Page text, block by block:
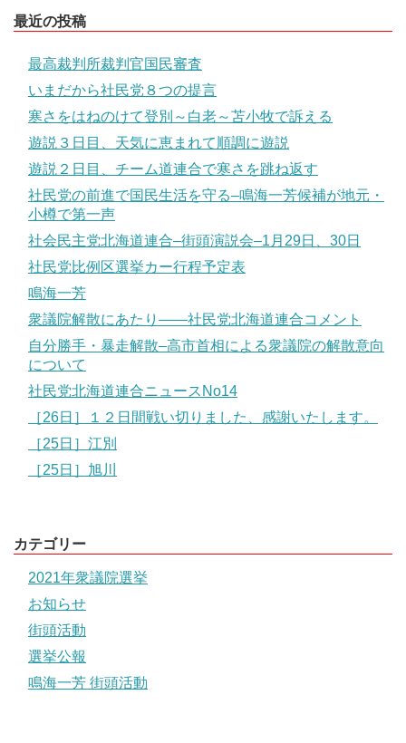
最近の投稿
最高裁判所裁判官国民審査
いまだから社民党８つの提言
寒さをはねのけて登別～白老～苫小牧で訴える
遊説３日目、天気に恵まれて順調に遊説
遊説２日目、チーム道連合で寒さを跳ね返す
社民党の前進で国民生活を守る–鳴海一芳候補が地元・
小樽で第一声
社会民主党北海道連合–街頭演説会–1月29日、30日
社民党比例区選挙カー行程予定表
鳴海一芳
衆議院解散にあたり――社民党北海道連合コメント
自分勝手・暴走解散–高市首相による衆議院の解散意向
について
社民党北海道連合ニュースNo14
［26日］１２日間戦い切りました、感謝いたします。
［25日］江別
［25日］旭川
カテゴリー
2021年衆議院選挙
お知らせ
街頭活動
選挙公報
鳴海一芳 街頭活動